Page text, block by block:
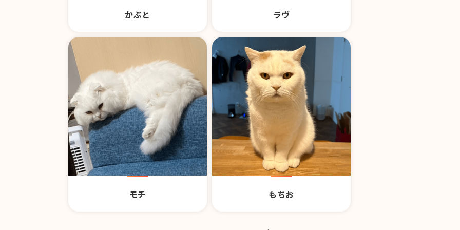
かぶと ラヴ
モチ もちお